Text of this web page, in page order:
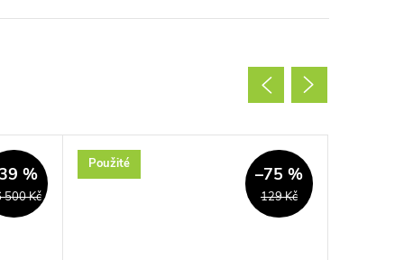
500 Kč
% Použité
129 Kč
–75 %